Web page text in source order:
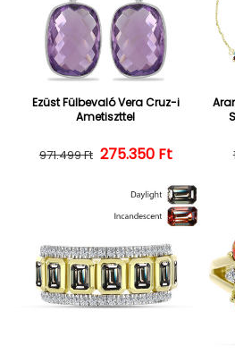
Ezüst Fülbevaló Vera Cruz-i
Ametiszttel
Normál ár
971.499 Ft Kedvezményes ár
275.350 Ft